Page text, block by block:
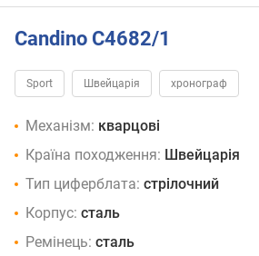
Candino C4682/1
Sport Швейцарія хронограф
Механізм: кварцові
Країна походження: Швейцарія
Тип циферблата: стрілочний
Корпус: сталь
Ремінець: сталь